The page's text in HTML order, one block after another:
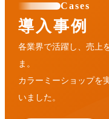
Cases
導入事例
各業界で活躍し、売上
ま。
カラーミーショップを
いました。